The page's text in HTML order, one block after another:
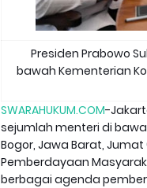
Presiden Prabowo
bawah Kementerian
SWARAHUKUM.COM-
sejumlah menteri di
Bogor, Jawa Barat,
Pemberdayaan
berbagai agenda